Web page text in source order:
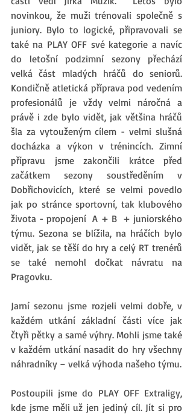
novinkou, že muži trénovali společně s
juniory. Bylo to logické, připravovali se
také na PLAY OFF své kategorie a navíc
do letošní podzimní sezony přechází
velká část mladých hráčů do seniorů.
Kondičně atletická příprava pod vedením
profesionálů je vždy velmi náročná a
právě i zde bylo vidět, jak většina hráčů
šla za vytouženým cílem - velmi slušná
docházka a výkon v trénincích. Zimní
přípravu jsme zakončili krátce před
začátkem sezony soustředěním v
Dobřichovicích, které se velmi povedlo
jak po stránce sportovní, tak klubového
života - propojení  A + B  + juniorského
týmu. Sezona se blížila, na hráčích bylo
vidět, jak se těší do hry a celý RT trenérů
se také nemohl dočkat návratu na
Pragovku.
Jarní sezonu jsme rozjeli velmi dobře, v
každém utkání základní části více jak
čtyři pětky a samé výhry. Mohli jsme také
v každém utkání nasadit do hry všechny
Postoupili jsme do PLAY OFF Extraligy,
kde jsme měli už jen jediný cíl. Jít si pro